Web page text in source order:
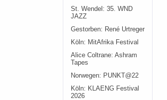
St. Wendel: 35. WND
JAZZ
Gestorben: René Urtreger
Köln: MitAfrika Festival
Alice Coltrane: Ashram
Tapes
Norwegen: PUNKT@22
Köln: KLAENG Festival
2026